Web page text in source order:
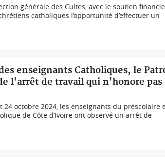
générale des Cultes, avec le soutien
catholiques l’opportunité d’effectuer un
enseignants Catholiques, le
l'arrêt de travail qui n'honore pas
24 octobre 2024, les enseignants du préscolaire
de Côte d’Ivoire ont observé un arrêt de